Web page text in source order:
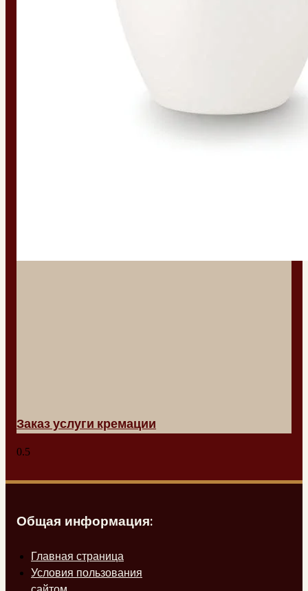
Заказ услуги кремации
Общая информация:
Главная страница
Условия пользования